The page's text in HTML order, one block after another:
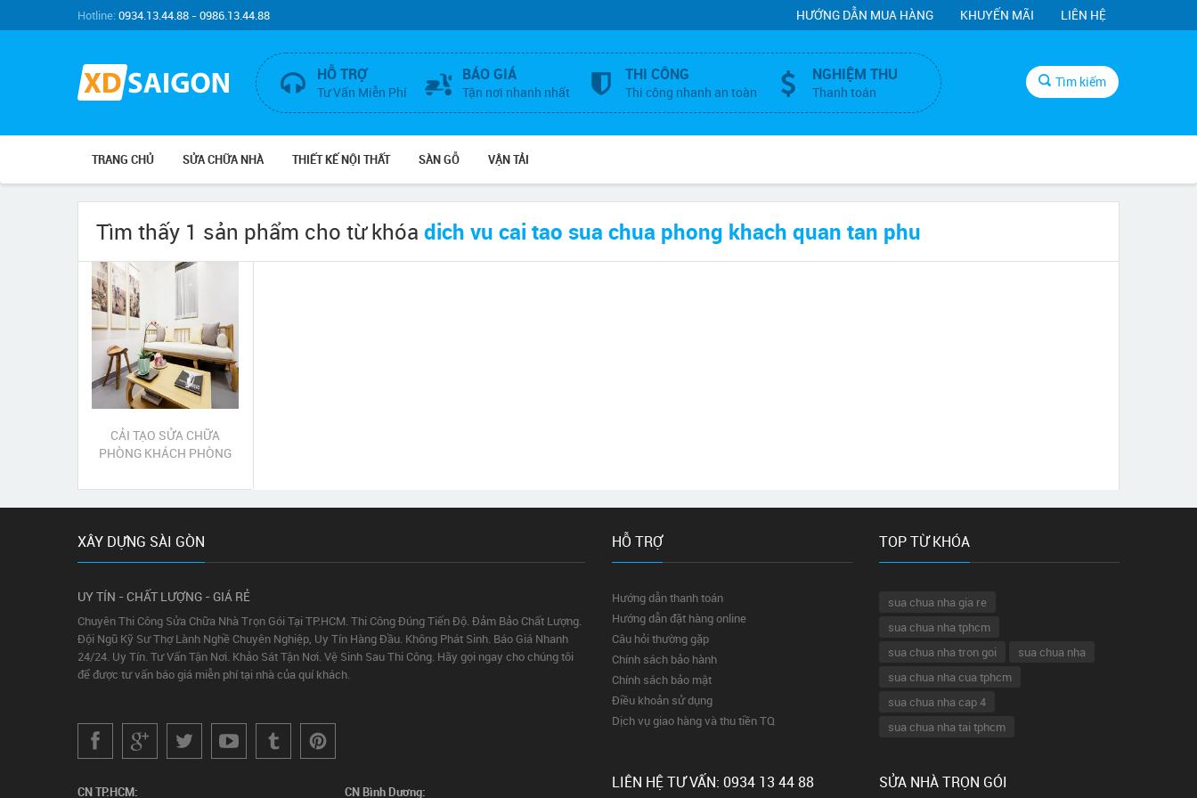
Hotline:0934.13.44.88 - 0986.13.44.88 HƯỚNG DẪN MUA HÀNG KHUYẾN MÃI LIÊN HỆ
HỖ TRỢ
Tư Vấn Miễn Phí
BÁO GIÁ
Tận nơi nhanh nhất
THI CÔNG
Thi công nhanh an toàn
NGHIỆM THU
Thanh toán
Tìm kiếm
TRANG CHỦ SỬA CHỮA NHÀ THIẾT KẾ NỘI THẤT SÀN GỖ VẬN TẢI
Tìm thấy 1 sản phẩm cho từ khóa dich vu cai tao sua chua phong khach quan tan phu
CẢI TẠO SỬA CHỮA
PHÒNG KHÁCH PHÒNG
XÂY DỰNG SÀI GÒN
UY TÍN - CHẤT LƯỢNG - GIÁ RẺ
Chuyên Thi Công Sửa Chữa Nhà Trọn Gói Tại TP.HCM. Thi Công Đúng Tiến Độ. Đảm Bảo Chất Lượng.
Đội Ngũ Kỹ Sư Thợ Lành Nghề Chuyên Nghiệp, Uy Tín Hàng Đầu. Không Phát Sinh. Báo Giá Nhanh
24/24. Uy Tín. Tư Vấn Tận Nơi. Khảo Sát Tận Nơi. Vệ Sinh Sau Thi Công. Hãy gọi ngay cho chúng tôi
để được tư vấn báo giá miễn phí tại nhà của quí khách.
CN TP.HCM: CN Bình Dương:
HỖ TRỢ
Hướng dẫn thanh toán
Hướng dẫn đặt hàng online
Câu hỏi thường gặp
Chính sách bảo hành
Chính sách bảo mật
Điều khoản sử dụng
Dịch vụ giao hàng và thu tiền TQ
TOP TỪ KHÓA
sua chua nha gia re
sua chua nha tphcm
sua chua nha tron goi
sua chua nha
sua chua nha cua tphcm
sua chua nha cap 4
sua chua nha tai tphcm
LIÊN HỆ TƯ VẤN: 0934 13 44 88 SỬA NHÀ TRỌN GÓI